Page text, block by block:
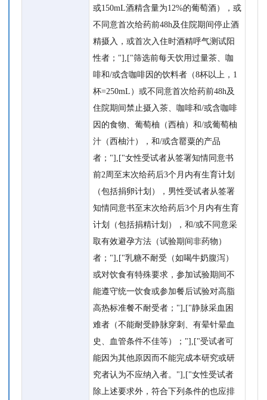
或150mL酒精含量为12%的葡萄酒），或
不同意首次给药前48h及住院期间停止酒
精摄入，或首次入住时酒精呼气测试阳
性者；"],["筛选前每天饮用过量茶、咖
啡和/或含咖啡因的饮料者（8杯以上，1
杯=250mL）或不同意首次给药前48h及
住院期间禁止摄入茶、咖啡和/或含咖啡
因的食物、葡萄柚（西柚）和/或葡萄柚
汁（西柚汁），和/或含罂粟的产品
者；"],["女性受试者从签署知情同意书
前2周至末次给药后3个月内有生育计划
（包括捐卵计划），男性受试者从签署
知情同意书至末次给药后3个月内有生育
计划（包括捐精计划），和/或不同意采
取有效避孕方法（试验期间非药物）
者；"],["乳糖不耐受（如喝牛奶腹泻）
或对饮食有特殊要求，参加试验期间不
能遵守统一饮食或参加餐后试验对高脂
高热标准餐不耐受者；"],["静脉采血困
难者（不能耐受静脉穿刺、有晕针晕血
史、血管条件不佳等）；"],["受试者可
能因为其他原因而不能完成本研究或研
究者认为不应纳入者。"],["女性受试者
除上述要求外，符合下列条件的也应排